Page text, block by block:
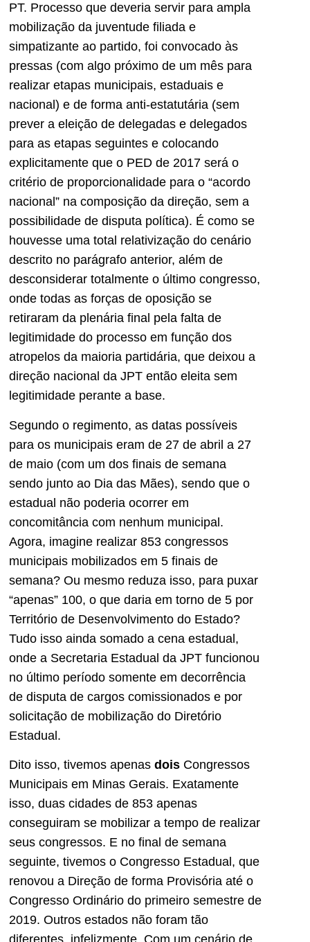
PT. Processo que deveria servir para ampla
mobilização da juventude filiada e
simpatizante ao partido, foi convocado às
pressas (com algo próximo de um mês para
realizar etapas municipais, estaduais e
nacional) e de forma anti-estatutária (sem
prever a eleição de delegadas e delegados
para as etapas seguintes e colocando
explicitamente que o PED de 2017 será o
critério de proporcionalidade para o “acordo
nacional” na composição da direção, sem a
possibilidade de disputa política). É como se
houvesse uma total relativização do cenário
descrito no parágrafo anterior, além de
desconsiderar totalmente o último congresso,
onde todas as forças de oposição se
retiraram da plenária final pela falta de
legitimidade do processo em função dos
atropelos da maioria partidária, que deixou a
direção nacional da JPT então eleita sem
legitimidade perante a base.
Segundo o regimento, as datas possíveis
para os municipais eram de 27 de abril a 27
de maio (com um dos finais de semana
sendo junto ao Dia das Mães), sendo que o
estadual não poderia ocorrer em
concomitância com nenhum municipal.
Agora, imagine realizar 853 congressos
municipais mobilizados em 5 finais de
semana? Ou mesmo reduza isso, para puxar
“apenas” 100, o que daria em torno de 5 por
Território de Desenvolvimento do Estado?
Tudo isso ainda somado a cena estadual,
onde a Secretaria Estadual da JPT funcionou
no último período somente em decorrência
de disputa de cargos comissionados e por
solicitação de mobilização do Diretório
Estadual.
Dito isso, tivemos apenas dois Congressos
Municipais em Minas Gerais. Exatamente
isso, duas cidades de 853 apenas
conseguiram se mobilizar a tempo de realizar
seus congressos. E no final de semana
seguinte, tivemos o Congresso Estadual, que
renovou a Direção de forma Provisória até o
Congresso Ordinário do primeiro semestre de
2019. Outros estados não foram tão